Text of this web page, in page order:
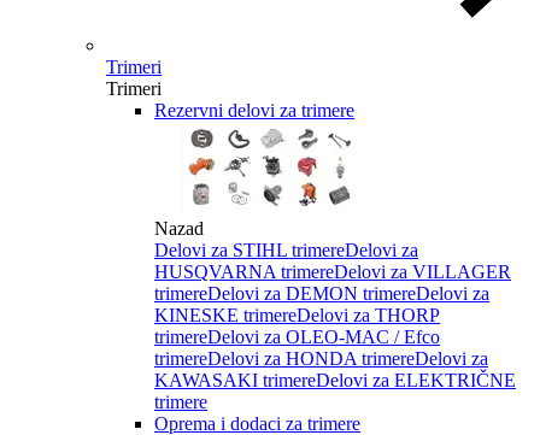
Trimeri
Trimeri
Rezervni delovi za trimere
Nazad
Delovi za STIHL trimereDelovi za
HUSQVARNA trimereDelovi za VILLAGER
trimereDelovi za DEMON trimereDelovi za
KINESKE trimereDelovi za THORP
trimereDelovi za OLEO-MAC / Efco
trimereDelovi za HONDA trimereDelovi za
KAWASAKI trimereDelovi za ELEKTRIČNE
trimere
Oprema i dodaci za trimere